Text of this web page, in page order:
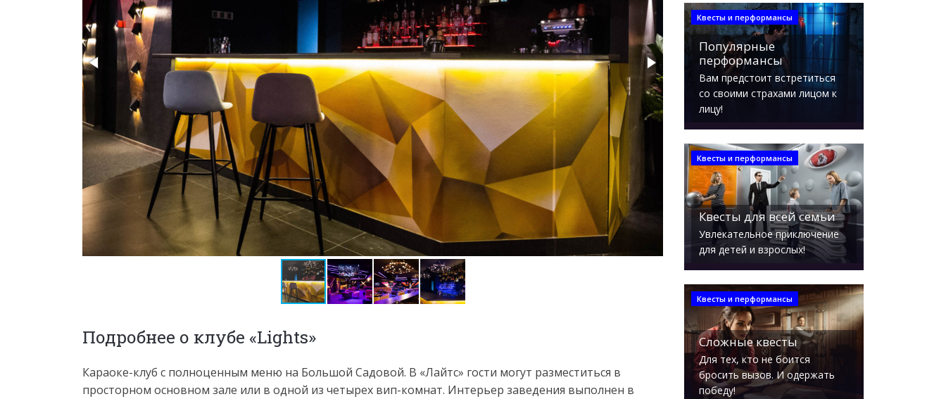
Подробнее о клубе «Lights»
Караоке-клуб с полноценным меню на Большой Садовой. В «Лайтс» гости могут разместиться в
просторном основном зале или в одной из четырех вип-комнат. Интерьер заведения выполнен в
Квесты и перформансы
Популярные
перформансы
Вам предстоит встретиться
со своими страхами лицом к
лицу!
Квесты и перформансы
Квесты для всей семьи
Увлекательное приключение
для детей и взрослых!
Квесты и перформансы
Сложные квесты
Для тех, кто не боится
бросить вызов. И одержать
победу!